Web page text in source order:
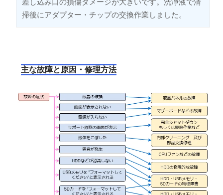
差し込み口の損傷ダメージが大きいです。洗浄液で清
掃後にアダプター・チップの交換作業しました。
主な故障と原因・修理方法